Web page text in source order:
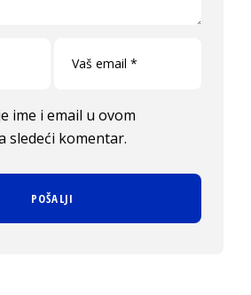
ime i email u ovom
sledeći komentar.